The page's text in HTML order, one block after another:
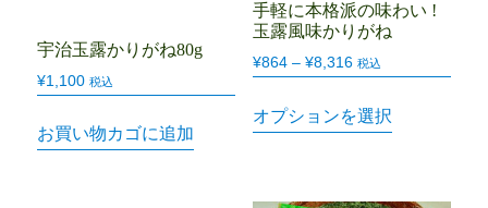
宇治玉露かりがね80g
¥1,100 税込
お買い物カゴに追加
手軽に本格派の味わい !
玉露風味かりがね
¥864 – ¥8,316 税込
オプションを選択